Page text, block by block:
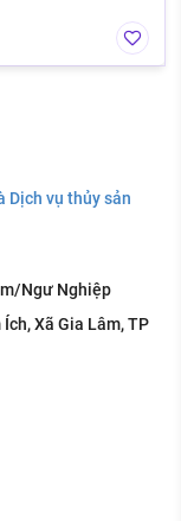
Dịch vụ thủy sản
Ngư Nghiệp
Xã Gia Lâm, TP